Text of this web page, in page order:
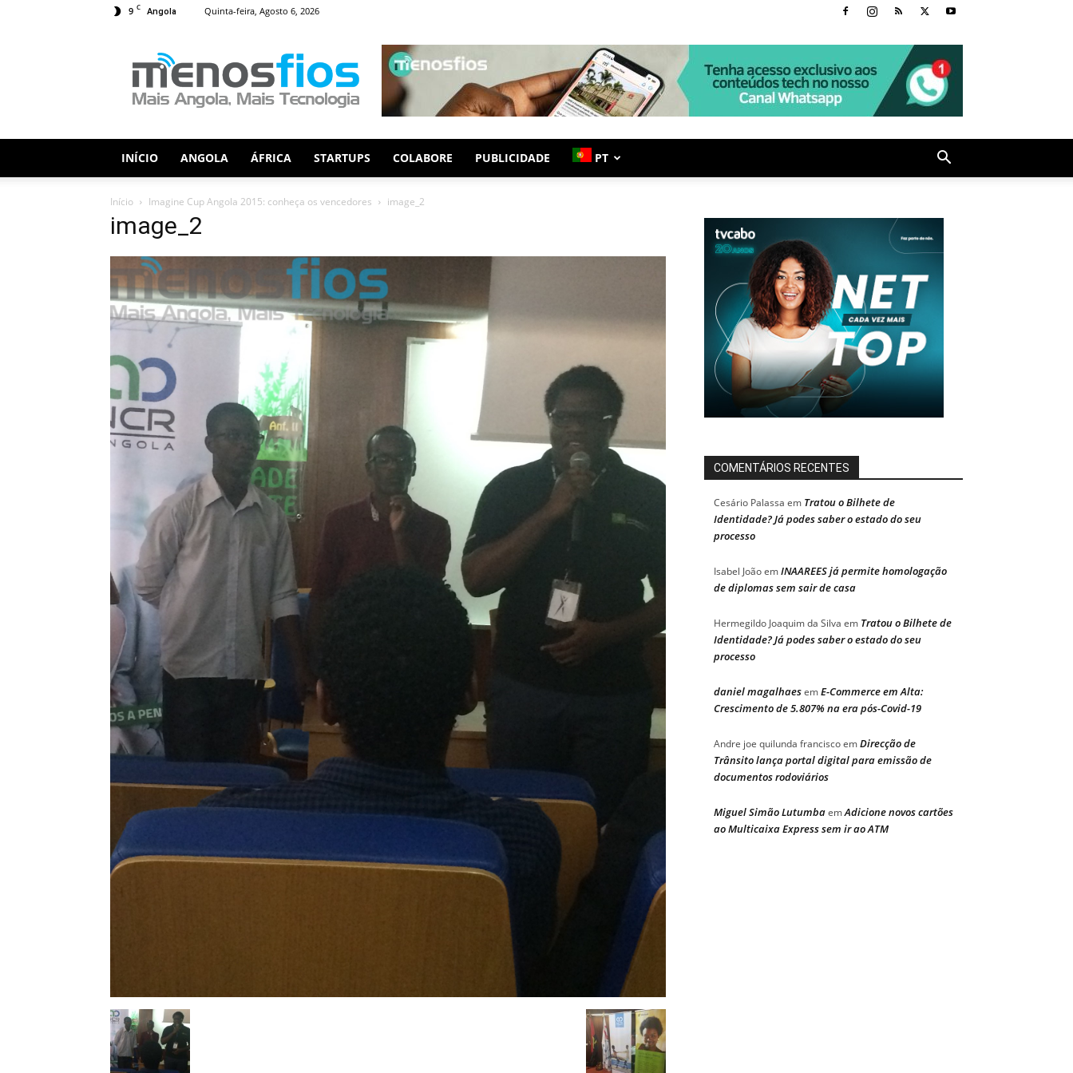
9 C Angola Quinta-feira, Agosto 6, 2026
Fios
INÍCIO ANGOLA ÁFRICA STARTUPS COLABORE PUBLICIDADE PT
Início Imagine Cup Angola 2015: conheça os vencedores image_2
image_2
COMENTÁRIOS RECENTES
Cesário Palassa em Tratou o Bilhete de
Identidade? Já podes saber o estado do seu
processo
Isabel JoãoemINAAREES já permite homologação
de diplomas sem sair de casa
Hermegildo Joaquim da Silva em Tratou o Bilhete de
Identidade? Já podes saber o estado do seu
processo
daniel magalhaesemE-Commerce em Alta:
Crescimento de 5.807% na era pós-Covid-19
Andre joe quilunda franciscoemDirecção de
Trânsito lança portal digital para emissão de
documentos rodoviários
Miguel Simão LutumbaemAdicione novos cartões
ao Multicaixa Express sem ir ao ATM